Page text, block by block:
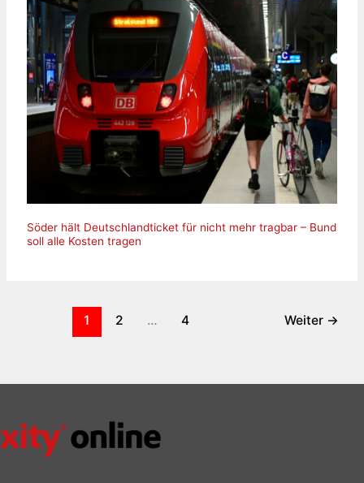
Söder hält Deutschlandticket für nicht mehr tragbar – Bund
soll alle Kosten tragen
1 2 … 4 Weiter →